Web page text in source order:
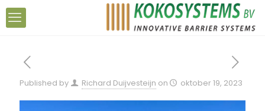
Published by Richard Duijvesteijn on oktober 19, 2023